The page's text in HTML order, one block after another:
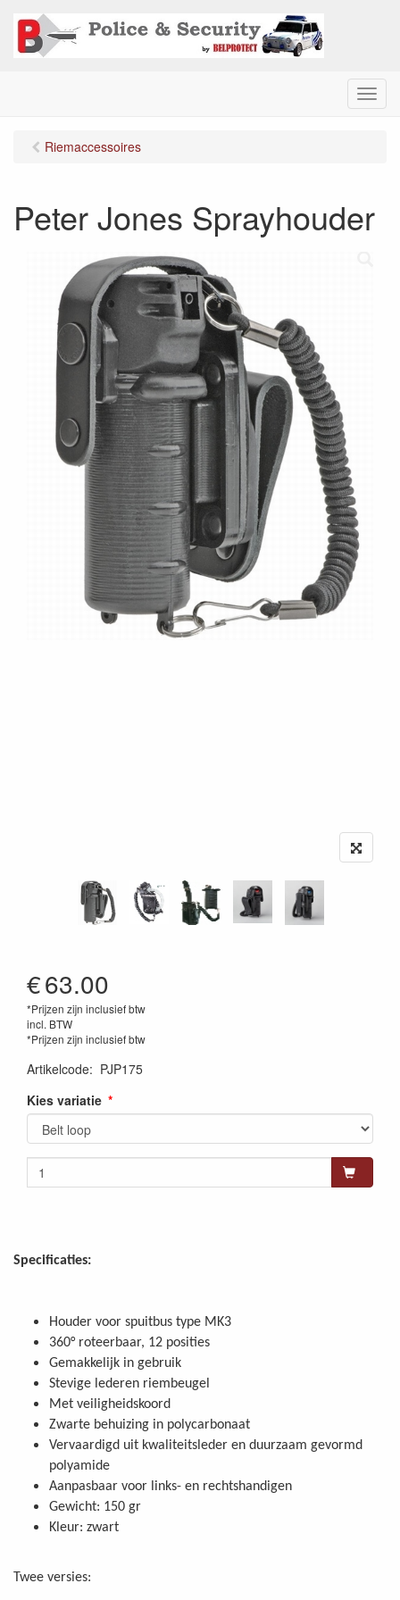
M
e
Riemaccessoires
Peter Jones Sprayhouder
€63.00
*Prijzen zijn inclusief btw
incl. BTW
*Prijzen zijn inclusief btw
Artikelcode: PJP175
Kies variatie
Specificaties:
Houder voor spuitbus type MK3
360° roteerbaar, 12 posities
Gemakkelijk in gebruik
Stevige lederen riembeugel
Met veiligheidskoord
Zwarte behuizing in polycarbonaat
Vervaardigd uit kwaliteitsleder en duurzaam gevormd
polyamide
Aanpasbaar voor links- en rechtshandigen
Gewicht: 150 gr
Kleur: zwart
Twee versies: